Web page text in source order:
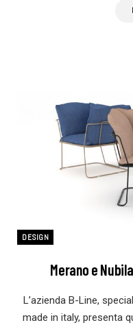
DESIGN
Merano e
L’azienda B-Line,
made in italy, presenta